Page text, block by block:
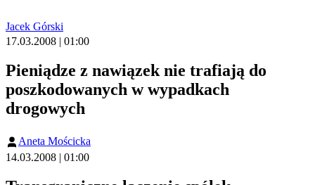
Jacek Górski
17.03.2008 | 01:00
Pieniądze z nawiązek nie trafiają do
poszkodowanych w wypadkach
drogowych
Aneta Mościcka
14.03.2008 | 01:00